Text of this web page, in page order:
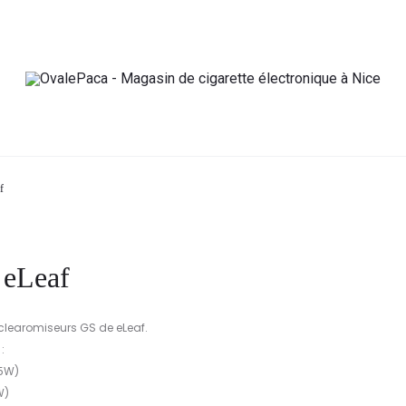
GS de eLeaf.